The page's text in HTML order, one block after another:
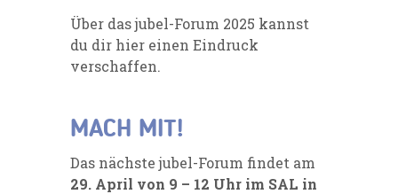
Über das jubel-Forum 2025 kannst
du dir hier einen Eindruck
verschaffen.
MACH MIT!
Das nächste jubel-Forum findet am
29. April von 9 – 12 Uhr im SAL in